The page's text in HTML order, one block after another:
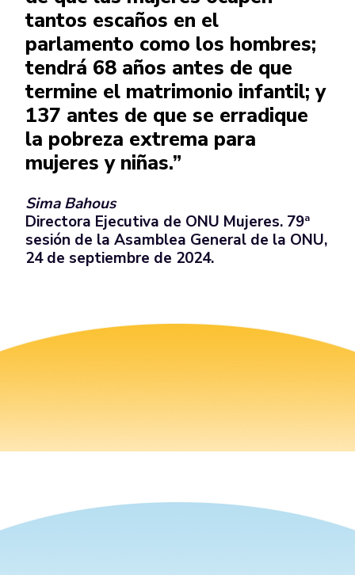
tantos escaños en el
parlamento como los hombres;
tendrá 68 años antes de que
termine el matrimonio infantil; y
137 antes de que se erradique
la pobreza extrema para
mujeres y niñas.”
Sima Bahous
Directora Ejecutiva de ONU Mujeres. 79ª
sesión de la Asamblea General de la ONU,
24 de septiembre de 2024.